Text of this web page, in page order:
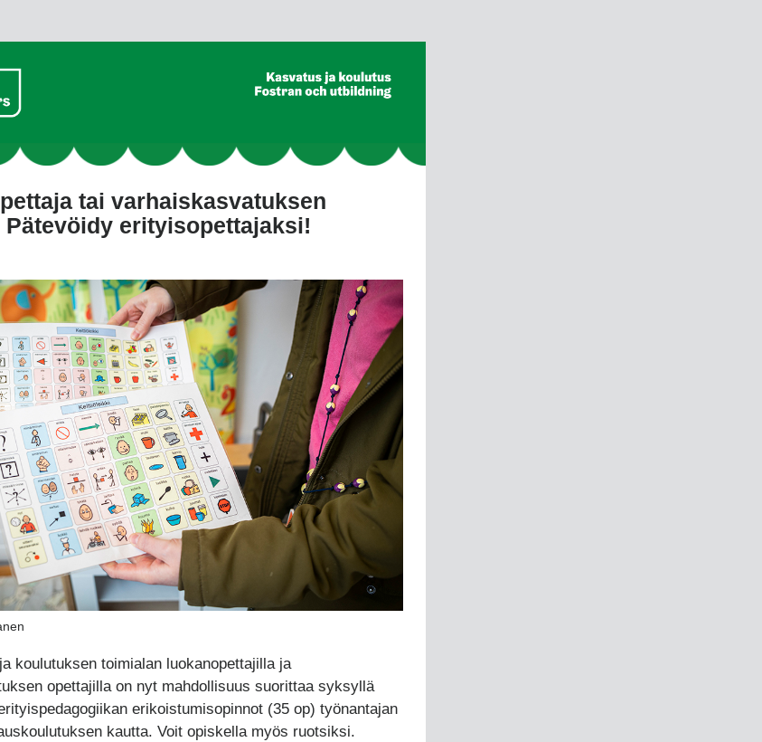
tai varhaiskasvatuksen
Pätevöidy erityisopettajaksi!
koulutuksen toimialan luokanopettajilla ja
opettajilla on nyt mahdollisuus suorittaa syksyllä
erikoistumisopinnot (35 op) työnantajan
kautta. Voit opiskella myös ruotsiksi.